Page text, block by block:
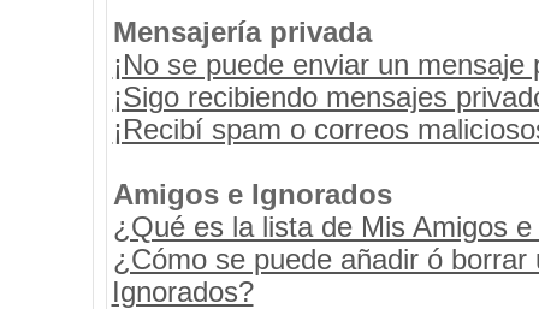
Mensajería privada
¡No se puede enviar un mensaje
¡Sigo recibiendo mensajes
¡Recibí spam o correos
Amigos e Ignorados
¿Qué es la lista de Mis Amigos
¿Cómo se puede añadir ó
Ignorados?